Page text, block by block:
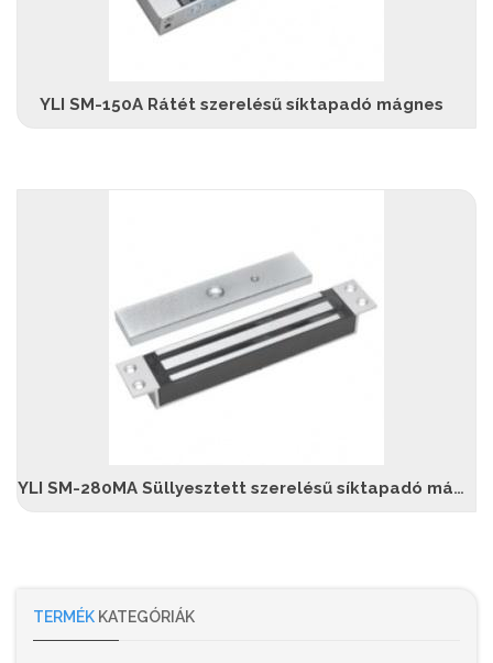
YLI SM-150A Rátét szerelésű síktapadó mágnes
YLI SM-280MA Süllyesztett szerelésű síktapadó mágnes
TERMÉK KATEGÓRIÁK